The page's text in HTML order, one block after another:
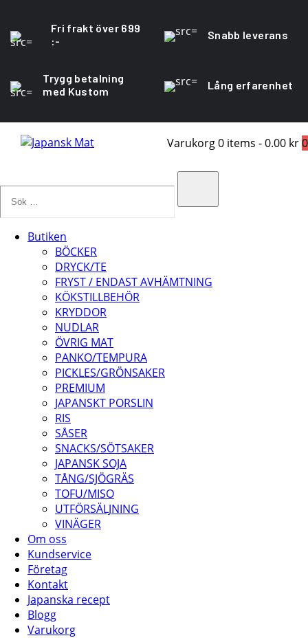
Fri frakt över 699
:-
Snabb leverans
Trygg betalning
med Kustom
Lång erfarenhet
Varukorg0 items -0.00 kr0
Butiken
BÖCKER
DRYCK/TE
FRYST / ENDAST AVHÄMTNING
KÖKSTILLBEHÖR
KRYDDOR
NUDLAR
ÖVRIG MAT
PANKO/TEMPURA
PICKLES/GRÖNSAKER
PREMIUM
JAPANSKT PORSLIN
RIS
SÅSER
SNACKS/SÖTSAKER
JAPANSK SOJA
TÅNG/SJÖGRÄS
TOFU/MISO
UTFÖRSÄLJNING
VINÄGER
Om oss
Kundservice
Företag
Kontakt
Japanska recept
Blogg
Varukorg